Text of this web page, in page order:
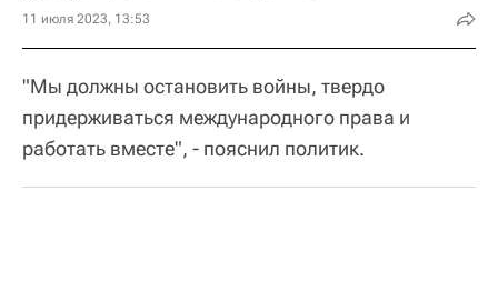
11 июля 2023, 13:53
"Мы должны остановить войны, твердо
придерживаться международного права и
работать вместе", - пояснил политик.